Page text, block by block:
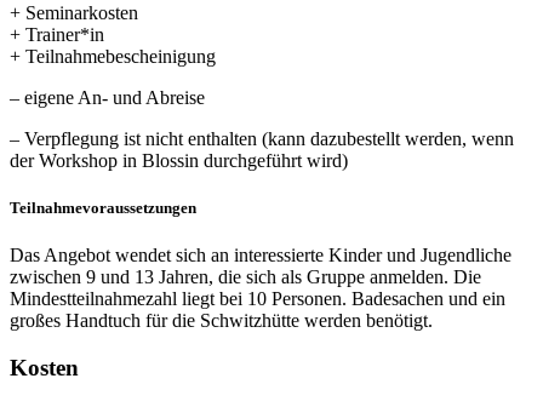
+ Seminarkosten
+ Trainer*in
+ Teilnahmebescheinigung
– eigene An- und Abreise
– Verpflegung ist nicht enthalten (kann dazubestellt werden, wenn
der Workshop in Blossin durchgeführt wird)
Teilnahmevoraussetzungen
Das Angebot wendet sich an interessierte Kinder und Jugendliche
zwischen 9 und 13 Jahren, die sich als Gruppe anmelden. Die
Mindestteilnahmezahl liegt bei 10 Personen. Badesachen und ein
großes Handtuch für die Schwitzhütte werden benötigt.
Kosten